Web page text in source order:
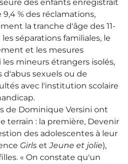
des enfants enregistrait
% des réclamations,
la tranche d'âge des 11-
séparations familiales, le
et les mesures
mineurs étrangers isolés,
sexuels ou de
avec l'institution scolaire
de Dominique Versini ont
terrain : la première, Devenir
des adolescentes à leur
Girls etJeune et jolie),
« On constate qu'un